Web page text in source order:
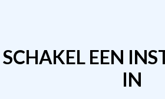
SCHAKEL EEN
IN